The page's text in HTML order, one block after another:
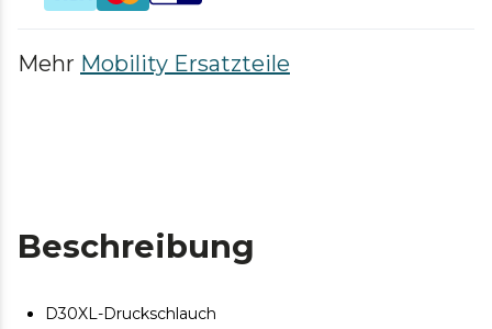
Mehr Mobility Ersatzteile
Beschreibung
D30XL-Druckschlauch